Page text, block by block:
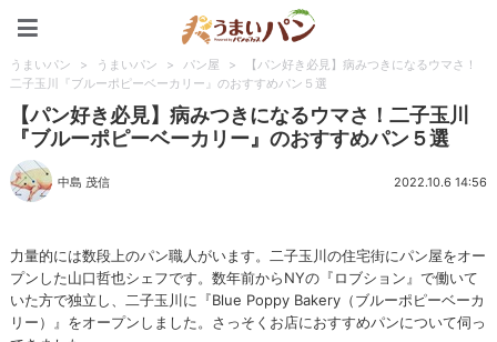
うまいパン > うまいパン > パン屋 >
【パン好き必見】病みつきになるウマさ！
二子玉川『ブルーポピーベーカリー』のおすすめパン５選
【パン好き必見】病みつきになるウマさ！二子玉川
『ブルーポピーベーカリー』のおすすめパン５選
中島 茂信 2022.10.6 14:56
力量的には数段上のパン職人がいます。二子玉川の住宅街にパン屋をオー
プンした山口哲也シェフです。数年前からNYの『ロブション』で働いて
いた方で独立し、二子玉川に『Blue Poppy Bakery（ブルーポピーベーカ
リー）』をオープンしました。さっそくお店におすすめパンについて伺っ